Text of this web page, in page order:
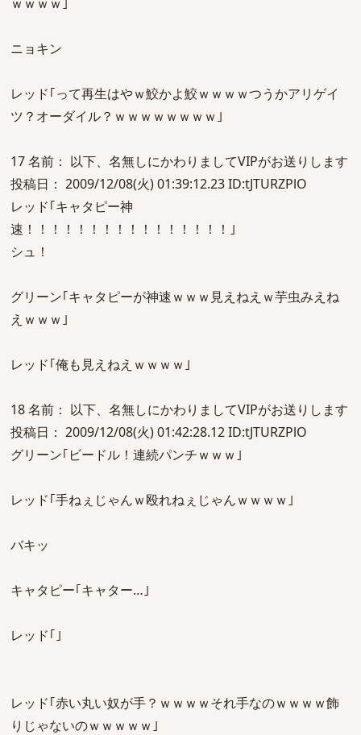
ニョキン
レッド｢って再生はやｗ鮫かよ鮫ｗｗｗｗつうかアリゲイ
ツ？オーダイル？ｗｗｗｗｗｗｗｗ｣
17 名前： 以下、名無しにかわりましてVIPがお送りします
投稿日： 2009/12/08(火) 01:39:12.23 ID:tJTURZPlO
レッド｢キャタピー神
速！！！！！！！！！！！！！！！！｣
シュ！
グリーン｢キャタピーが神速ｗｗｗ見えねえｗ芋虫みえね
えｗｗｗ｣
レッド｢俺も見えねえｗｗｗｗ｣
18 名前： 以下、名無しにかわりましてVIPがお送りします
投稿日： 2009/12/08(火) 01:42:28.12 ID:tJTURZPlO
グリーン｢ビードル！連続パンチｗｗｗ｣
レッド｢手ねぇじゃんｗ殴れねぇじゃんｗｗｗｗ｣
バキッ
キャタピー｢キャター…｣
レッド｢｣
レッド｢赤い丸い奴が手？ｗｗｗｗそれ手なのｗｗｗｗ飾
りじゃないのｗｗｗｗｗ｣